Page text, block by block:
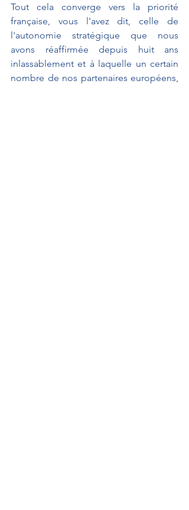
Tout cela converge vers la priorité
française, vous l'avez dit, celle de
l'autonomie stratégique que nous
avons réaffirmée depuis huit ans
inlassablement et à laquelle un certain
nombre de nos partenaires européens,